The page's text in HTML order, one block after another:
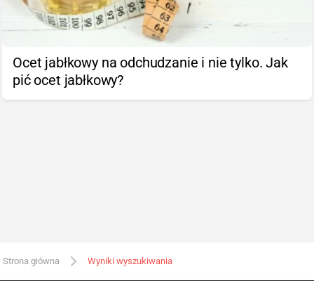
Ocet jabłkowy na odchudzanie i nie tylko. Jak
pić ocet jabłkowy?
Strona główna Wyniki wyszukiwania